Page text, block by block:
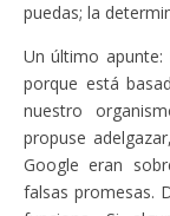
puedas; la
Un último
porque está
nuestro
propuse
Google eran
falsas promesas.